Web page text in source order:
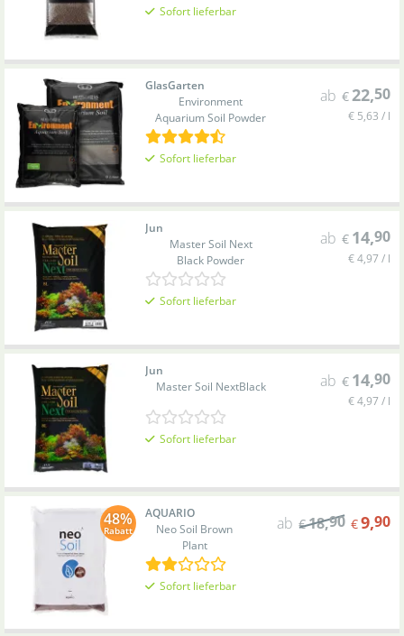
Sofort lieferbar
GlasGarten
Environment
Aquarium Soil Powder
ab €22,50
€ 5,63 / l
Sofort lieferbar
Jun
Master Soil Next
Black Powder
ab € 14,90
€ 4,97 / l
Sofort lieferbar
Jun
Master Soil NextBlack ab € 14,90
€ 4,97 / l
Sofort lieferbar
48%
Rabatt
AQUARIO
Neo Soil Brown
Plant
ab €18,90 €9,90
Sofort lieferbar